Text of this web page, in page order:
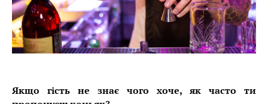
Якщо гість не знає чого хоче, як часто ти